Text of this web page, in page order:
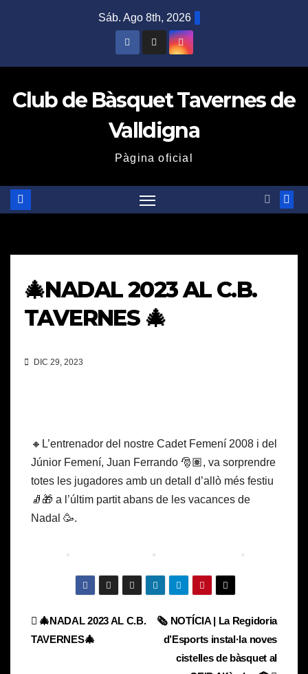
Sáb. Ago 8th, 2026
Club de Bàsquet Tavernes de
Valldigna
Pàgina oficial
🎄NADAL 2023 AL C.B.
TAVERNES 🎄
DIC 29, 2023
🔸L’entrenador del nostre Cadet Femení 2008 i del
Júnior Femení, Juan Ferrando 🎅🏽, va sorprendre
totes les jugadores amb un detall d’allò més festiu
🧦🎁 a l’últim partit abans de les vacances de
Nadal 🥳.
Navegación
🗞️ NOTÍCIA | La Regidoria
d’Esports instal·la noves
cistelles de bàsquet al
🎄NADAL 2023 AL C.B.
TAVERNES🎄